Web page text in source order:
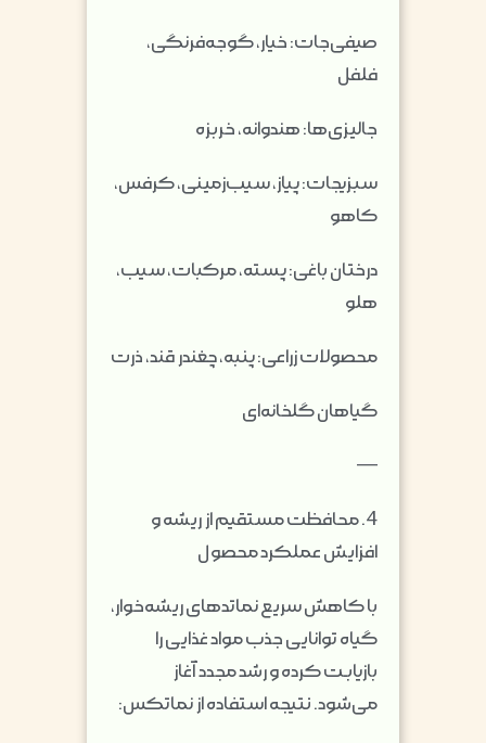
صیفی‌جات: خیار، گوجه‌فرنگی،
فلفل
جالیزی‌ها: هندوانه، خربزه
سبزیجات: پیاز، سیب‌زمینی، کرفس،
کاهو
درختان باغی: پسته، مرکبات، سیب،
هلو
محصولات زراعی: پنبه، چغندر قند، ذرت
گیاهان گلخانه‌ای
—
4. محافظت مستقیم از ریشه و
افزایش عملکرد محصول
با کاهش سریع نماتدهای ریشه‌خوار،
گیاه توانایی جذب مواد غذایی را
بازیابـت کرده و رشد مجدد آغاز
می‌شود. نتیجه استفاده از نماتکس: